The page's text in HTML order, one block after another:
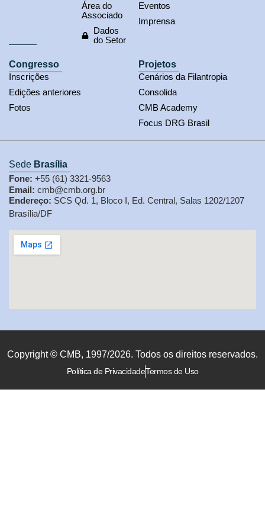
Área do
Associado
Dados
do Setor
Eventos
Imprensa
Congresso
Inscrições
Edições anteriores
Fotos
Projetos
Cenários da Filantropia
Consolida
CMB Academy
Focus DRG Brasil
Sede Brasília
Fone: +55 (61) 3321-9563
Email: cmb@cmb.org.br
Endereço: SCS Qd. 1, Bloco I, Ed. Central, Salas 1202/1207
Brasília/DF
Copyright © CMB, 1997/2026. Todos os direitos reservados.
Política de PrivacidadeTermos de Uso